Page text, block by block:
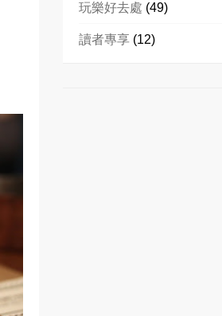
玩樂好去處 (49)
讀者專享 (12)